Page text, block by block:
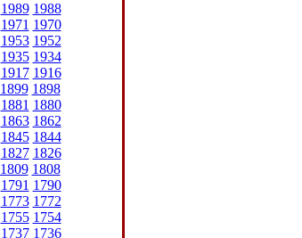
1989 1988
1971 1970
1953 1952
1935 1934
1917 1916
1899 1898
1881 1880
1863 1862
1845 1844
1827 1826
1809 1808
1791 1790
1773 1772
1755 1754
1737 1736